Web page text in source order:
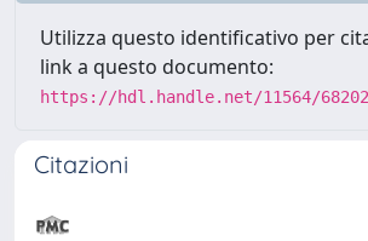
Utilizza questo identificativo per
link a questo documento:
https://hdl.handle.net/11564/
Citazioni